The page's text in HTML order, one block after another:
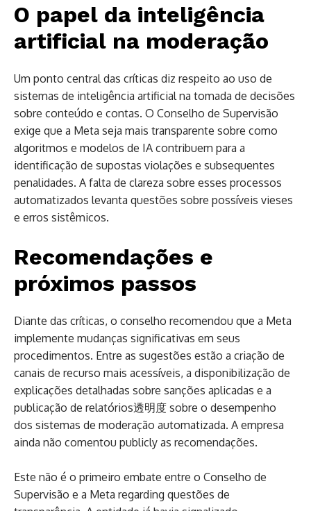
O papel da inteligência
artificial na moderação
Um ponto central das críticas diz respeito ao uso de
sistemas de inteligência artificial na tomada de decisões
sobre conteúdo e contas. O Conselho de Supervisão
exige que a Meta seja mais transparente sobre como
algoritmos e modelos de IA contribuem para a
identificação de supostas violações e subsequentes
penalidades. A falta de clareza sobre esses processos
automatizados levanta questões sobre possíveis vieses
e erros sistêmicos.
Recomendações e
próximos passos
Diante das críticas, o conselho recomendou que a Meta
implemente mudanças significativas em seus
procedimentos. Entre as sugestões estão a criação de
canais de recurso mais acessíveis, a disponibilização de
explicações detalhadas sobre sanções aplicadas e a
publicação de relatórios透明度 sobre o desempenho
dos sistemas de moderação automatizada. A empresa
ainda não comentou publicly as recomendações.
Este não é o primeiro embate entre o Conselho de
Supervisão e a Meta regarding questões de